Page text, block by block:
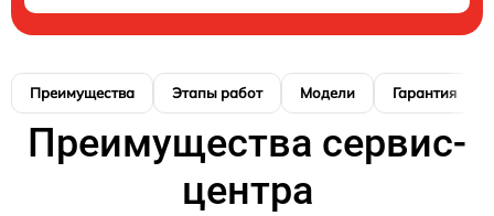
Преимущества Этапы работ Модели Гарантия
Преимущества сервис-
центра